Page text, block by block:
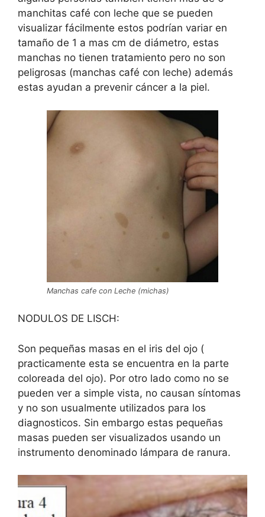
manchitas café con leche que se pueden
visualizar fácilmente estos podrían variar en
tamaño de 1 a mas cm de diámetro, estas
manchas no tienen tratamiento pero no son
peligrosas (manchas café con leche) además
estas ayudan a prevenir cáncer a la piel.
Manchas cafe con Leche (michas)
NODULOS DE LISCH:
Son pequeñas masas en el iris del ojo (
practicamente esta se encuentra en la parte
coloreada del ojo). Por otro lado como no se
pueden ver a simple vista, no causan síntomas
y no son usualmente utilizados para los
diagnosticos. Sin embargo estas pequeñas
masas pueden ser visualizados usando un
instrumento denominado lámpara de ranura.